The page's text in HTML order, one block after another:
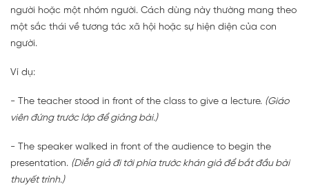
người hoặc một nhóm người. Cách dùng này thường mang theo
một sắc thái về tương tác xã hội hoặc sự hiện diện của con
người.
Ví dụ:
- The teacher stood in front of the class to give a lecture. (Giáo
viên đứng trước lớp để giảng bài.)
- The speaker walked in front of the audience to begin the
presentation. (Diễn giả đi tới phía trước khán giả để bắt đầu bài
thuyết trình.)